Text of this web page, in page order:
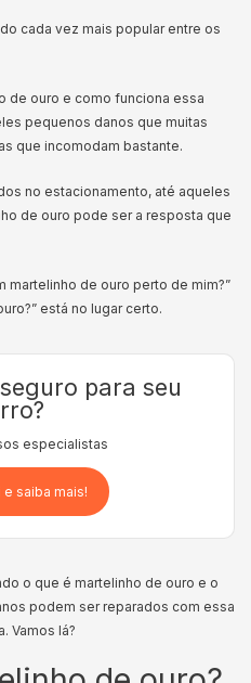
cada vez mais popular entre os
de ouro e como funciona essa
pequenos danos que muitas
que incomodam bastante.
no estacionamento, até aqueles
de ouro pode ser a resposta que
martelinho de ouro perto de mim?”
está no lugar certo.
para seu
especialistas
e saiba mais!
o que é martelinho de ouro e o
podem ser reparados com essa
Vamos lá?